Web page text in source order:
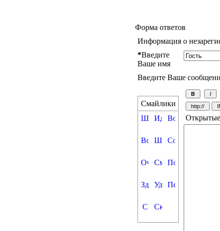
Форма ответов
Информация о
*Введите
Ваше имя
Введите Ваше
Смайлики